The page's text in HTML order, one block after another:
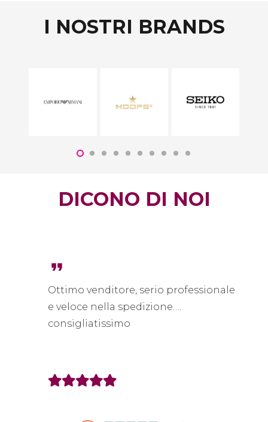
I NOSTRI BRANDS
DICONO DI NOI
format_quote
Ottimo venditore, serio professionale
e veloce nella spedizione….
consigliatissimo